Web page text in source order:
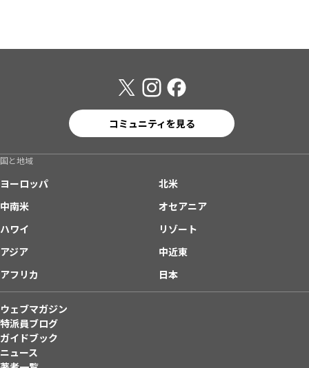
コミュニティを見る
国と地域
ヨーロッパ
北米
中南米
オセアニア
ハワイ
リゾート
アジア
中近東
アフリカ
日本
ウェブマガジン
特派員ブログ
ガイドブック
ニュース